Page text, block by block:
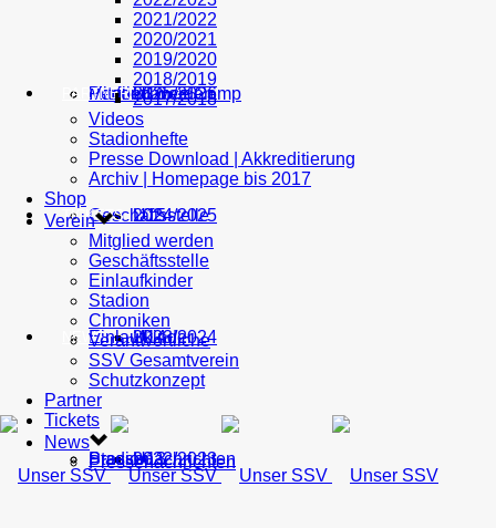
U16
U15
U14
U13
Performance Camp
2025/2026
2024/2025
2023/2024
2022/2023
Mitglied werden
Geschäftsstelle
Einlaufkinder
Stadion
PARTNER
TICKETS
NEWS
Pressenachrichten
2021/2022
2020/2021
2019/2020
2018/2019
2017/2018
Videos
Stadionhefte
Presse Download | Akkreditierung
Archiv | Homepage bis 2017
Shop
Verein
Mitglied werden
Geschäftsstelle
Einlaufkinder
Stadion
Chroniken
Verantwortliche
SSV Gesamtverein
Schutzkonzept
Partner
Tickets
News
Pressenachrichten